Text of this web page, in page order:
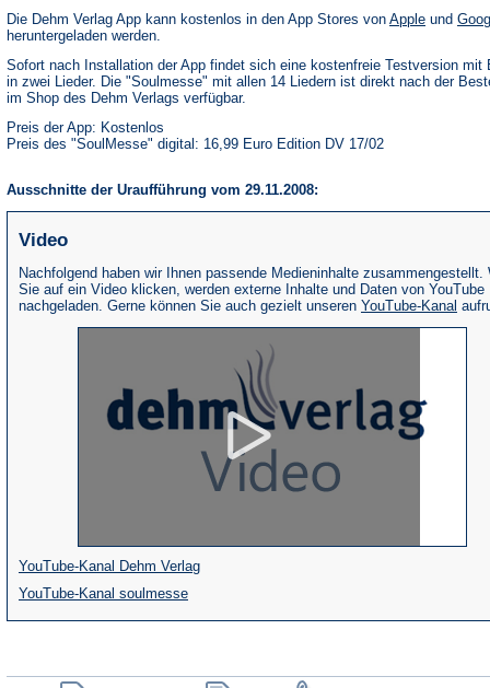
Die Dehm Verlag App kann kostenlos in den App Stores von Apple(Öffnet
neuen
Tab)
und
heruntergeladen werden.
Sofort nach Installation der App findet sich eine kostenfreie Testversion mit
in zwei Lieder. Die "Soulmesse" mit allen 14 Liedern ist direkt nach der
im Shop des Dehm Verlags verfügbar.
Preis der App: Kostenlos
Preis des "SoulMesse" digital: 16,99 Euro Edition DV 17/02
Ausschnitte der Uraufführung vom 29.11.2008:
Video
Nachfolgend haben wir Ihnen passende Medieninhalte zusammengestellt.
Sie auf ein Video klicken, werden externe Inhalte und Daten von YouTube
nachgeladen. Gerne können Sie auch gezielt unseren YouTube-Kanal
YouTube-Kanal Dehm Verlag(Öffnet
einem
Tab)
YouTube-Kanal soulmesse(Öffnet
in
neuen